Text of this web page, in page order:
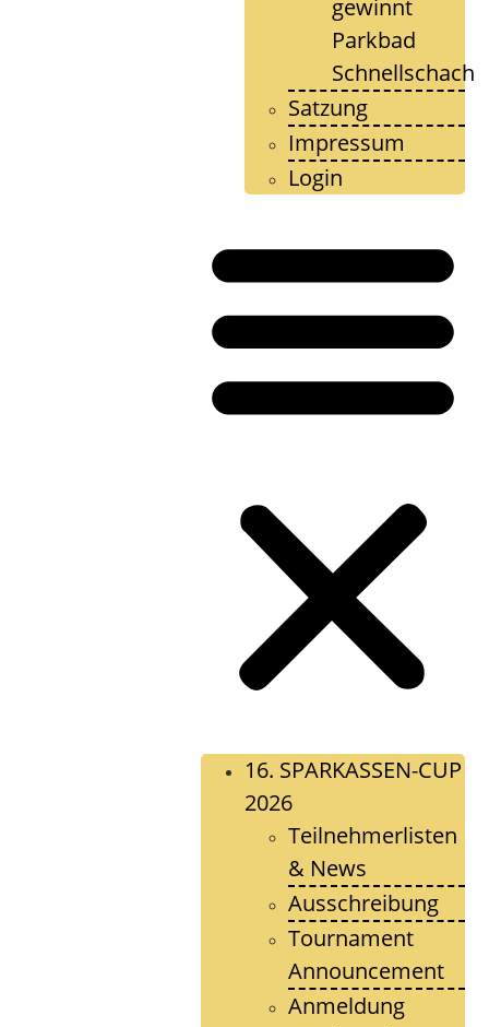
gewinnt
Parkbad
Schnellschach
Satzung
Impressum
Login
16. SPARKASSEN-CUP
2026
Teilnehmerlisten
& News
Ausschreibung
Tournament
Announcement
Anmeldung